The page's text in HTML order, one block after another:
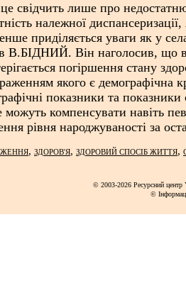
свідчить лише про
належної
приділяється уваги як у
В.БІДНИЙ. Він наголосив, що
погіршення стану
якого є демографічна
показники та показники
можуть компенсувати навіть
рівня народжуваності за
, ЗДОРОВ'Я, ЗДОРОВИЙ СПОСІБ ЖИТТЯ,
© 2003-2026 Ресурсний
©